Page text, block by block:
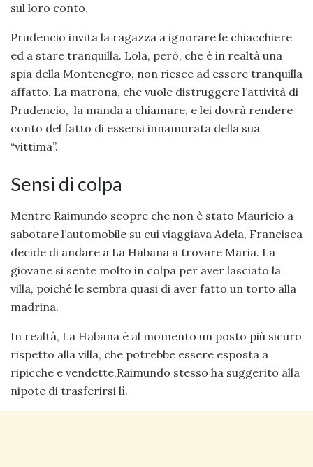
sul loro conto.
Prudencio invita la ragazza a ignorare le chiacchiere
ed a stare tranquilla. Lola, però, che è in realtà una
spia della Montenegro, non riesce ad essere tranquilla
affatto. La matrona, che vuole distruggere l’attività di
Prudencio, la manda a chiamare, e lei dovrà rendere
conto del fatto di essersi innamorata della sua
“vittima”.
Sensi di colpa
Mentre Raimundo scopre che non è stato Mauricio a
sabotare l’automobile su cui viaggiava Adela, Francisca
decide di andare a La Habana a trovare Maria. La
giovane si sente molto in colpa per aver lasciato la
villa, poiché le sembra quasi di aver fatto un torto alla
madrina.
In realtà, La Habana è al momento un posto più sicuro
rispetto alla villa, che potrebbe essere esposta a
ripicche e vendette,Raimundo stesso ha suggerito alla
nipote di trasferirsi lì.